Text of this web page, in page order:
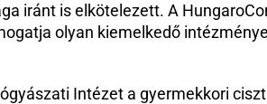
iránt is elkötelezett. A
olyan kiemelkedő
Intézet a gyermekkori